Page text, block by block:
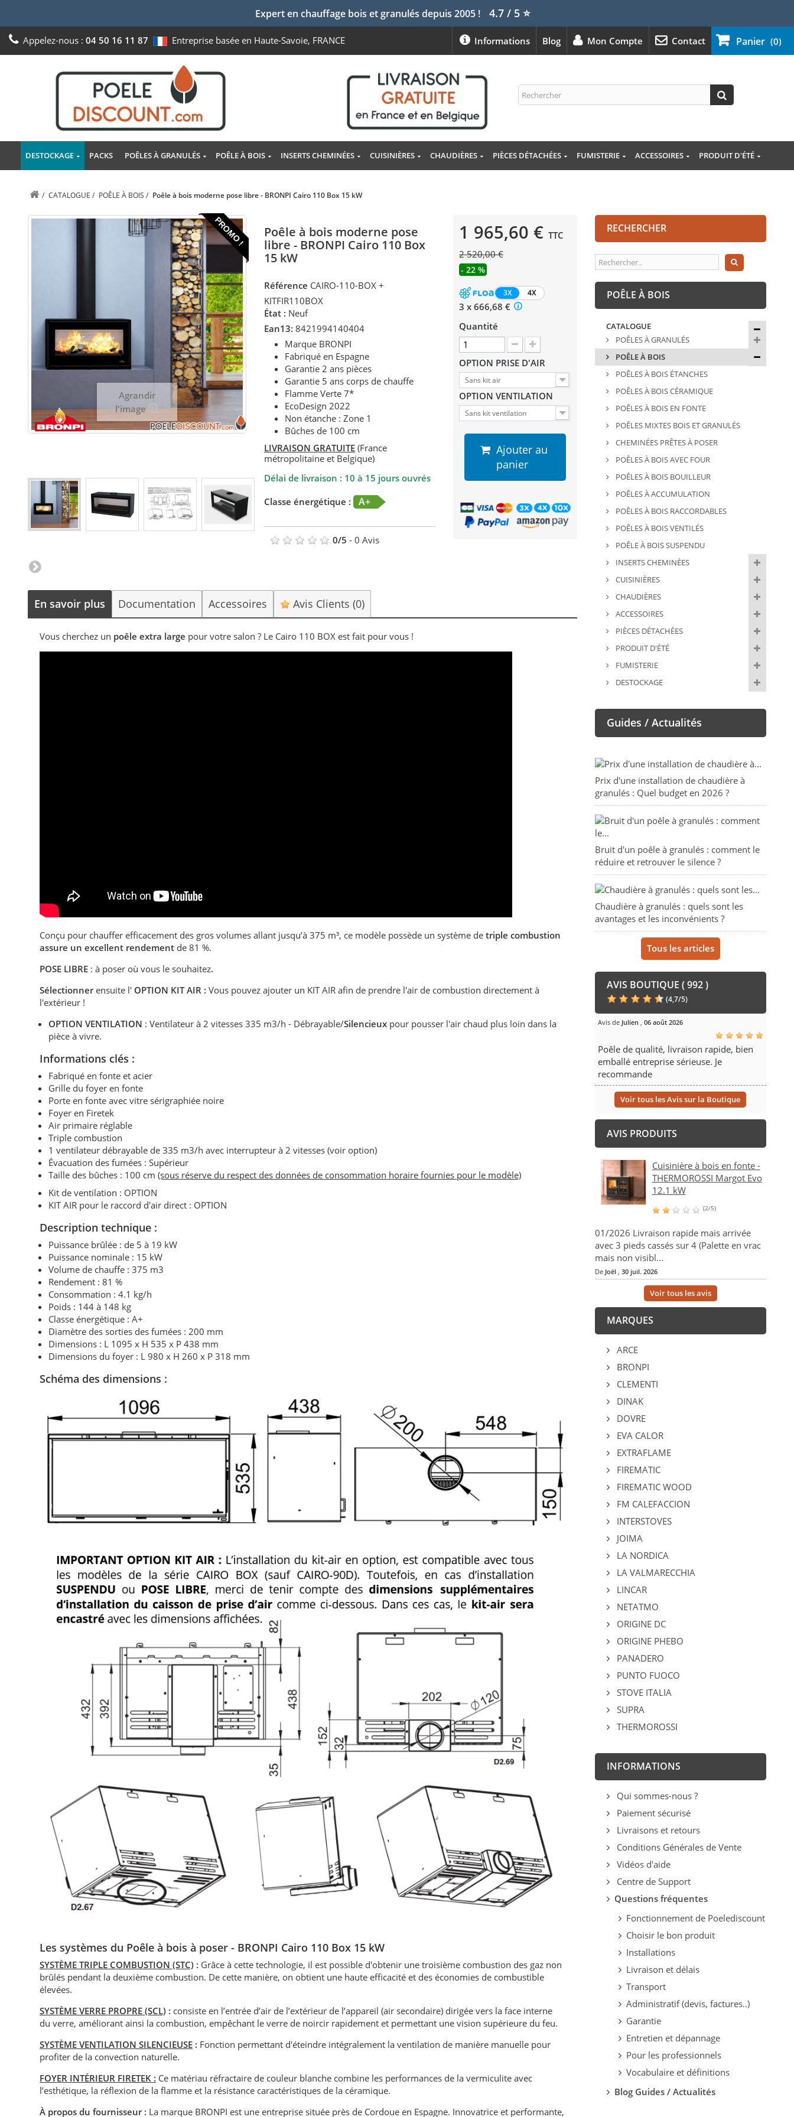
Expert en chauffage bois et granulés depuis 2005 ! 4.7 / 5⭐
Panier (0)
Appelez-nous : 04 50 16 11 87 Entreprise basée en Haute-Savoie, FRANCE Contact
Mon Compte
Blog
Informations
DESTOCKAGE PACKS POÊLES À GRANULÉS POÊLE À BOIS INSERTS CHEMINÉES CUISINIÈRES CHAUDIÈRES PIÈCES DÉTACHÉES FUMISTERIE ACCESSOIRES PRODUIT D'ÉTÉ
/ CATALOGUE / POÊLE À BOIS / Poêle à bois moderne pose libre - BRONPI Cairo 110 Box 15 kW
PROMO !
Agrandir
l'image
Poêle à bois moderne pose
libre - BRONPI Cairo 110 Box
15 kW
Référence CAIRO-110-BOX +
KITFIR110BOX
État : Neuf
Ean13: 8421994140404
Marque BRONPI
Fabriqué en Espagne
Garantie 2 ans pièces
Garantie 5 ans corps de chauffe
Flamme Verte 7*
EcoDesign 2022
Non étanche : Zone 1
Bûches de 100 cm
LIVRAISON GRATUITE (France
métropolitaine et Belgique)
Délai de livraison : 10 à 15 jours ouvrés
Classe énergétique :
A+
0/5 - 0 Avis
1 965,60 € TTC
2 520,00 €
- 22 %
3X 4X
3 x 666,68 €
Quantité
OPTION PRISE D'AIR
Sans kit air
OPTION VENTILATION
Sans kit ventilation
Ajouter au
panier
En savoir plus Documentation Accessoires Avis Clients(0)
Vous cherchez un poêle extra large pour votre salon ? Le Cairo 110 BOX est fait pour vous !
Conçu pour chauffer efficacement des gros volumes allant jusqu’à 375 m³, ce modèle possède un système detriple combustion
assure un excellent rendement de 81 %.
POSE LIBRE : à poser où vous le souhaitez.
Sélectionnerensuite l' OPTION KIT AIR :Vous pouvez ajouter un KIT AIR afin de prendre l'air de combustion directement à
l'extérieur !
OPTION VENTILATION : Ventilateur à 2 vitesses 335 m3/h - Débrayable/Silencieux pour pousser l'air chaud plus loin dans la
pièce à vivre.
Informations clés :
Fabriqué en fonte et acier
Grille du foyer en fonte
Porte en fonte avec vitre sérigraphiée noire
Foyer en Firetek
Air primaire réglable
Triple combustion
1 ventilateur débrayable de 335 m3/h avec interrupteur à 2 vitesses (voir option)
Évacuation des fumées : Supérieur
Taille des bûches : 100 cm(sous réserve du respect des données de consommation horaire fournies pour le modèle)
Kit de ventilation : OPTION
KIT AIR pour le raccord d'air direct : OPTION
Description technique :
Puissance brûlée : de 5 à 19 kW
Puissance nominale : 15 kW
Volume de chauffe : 375 m3
Rendement : 81 %
Consommation : 4.1 kg/h
Poids : 144 à 148 kg
Classe énergétique : A+
Diamètre des sorties des fumées : 200 mm
Dimensions : L 1095 x H 535 x P 438 mm
Dimensions du foyer : L 980 x H 260 x P 318 mm
Schéma des dimensions :
Les systèmes du Poêle à bois à poser - BRONPI Cairo 110 Box 15 kW
SYSTÈME TRIPLE COMBUSTION (STC) : Grâce à cette technologie, il est possible d'obtenir une troisième combustion des gaz non
brûlés pendant la deuxième combustion. De cette manière, on obtient une haute efficacité et des économies de combustible
élevées.
SYSTÈME VERRE PROPRE (SCL) : consiste en l’entrée d’air de l’extérieur de l’appareil (air secondaire) dirigée vers la face interne
du verre, améliorant ainsi la combustion, empêchant le verre de noircir rapidement et permettant une vision supérieure du feu.
SYSTÈME VENTILATION SILENCIEUSE : Fonction permettant d'éteindre intégralement la ventilation de manière manuelle pour
profiter de la convection naturelle.
FOYER INTÉRIEUR FIRETEK : Ce matériau réfractaire de couleur blanche combine les performances de la vermiculite avec
l’esthétique, la réflexion de la flamme et la résistance caractéristiques de la céramique.
À propos du fournisseur : La marque BRONPI est une entreprise située près de Cordoue en Espagne. Innovatrice et performante,
RECHERCHER
POÊLE À BOIS
CATALOGUE
POÊLES À GRANULÉS
POÊLE À BOIS
POÊLES À BOIS ÉTANCHES
POÊLES À BOIS CÉRAMIQUE
POÊLES À BOIS EN FONTE
POÊLES MIXTES BOIS ET GRANULÉS
CHEMINÉES PRÊTES À POSER
POÊLES À BOIS AVEC FOUR
POÊLES À BOIS BOUILLEUR
POÊLES À ACCUMULATION
POÊLES À BOIS RACCORDABLES
POÊLES À BOIS VENTILÉS
POÊLE À BOIS SUSPENDU
INSERTS CHEMINÉES
CUISINIÈRES
CHAUDIÈRES
ACCESSOIRES
PIÈCES DÉTACHÉES
PRODUIT D'ÉTÉ
FUMISTERIE
DESTOCKAGE
Guides / Actualités
Prix d'une installation de chaudière à
granulés : Quel budget en 2026 ?
Bruit d'un poêle à granulés : comment le
réduire et retrouver le silence ?
Chaudière à granulés : quels sont les
avantages et les inconvénients ?
Tous les articles
AVIS BOUTIQUE ( 992 )
(4,7/5)
Avis de Julien, 06 août 2026
Poêle de qualité, livraison rapide, bien
emballé entreprise sérieuse. Je
recommande
Voir tous les Avis sur la Boutique
AVIS PRODUITS
Cuisinière à bois en fonte -
THERMOROSSI Margot Evo
12.1 kW
(2/5)
01/2026 Livraison rapide mais arrivée
avec 3 pieds cassés sur 4 (Palette en vrac
mais non visibl...
De Joël, 30 juil. 2026
Voir tous les avis
MARQUES
ARCE
BRONPI
CLEMENTI
DINAK
DOVRE
EVA CALOR
EXTRAFLAME
FIREMATIC
FIREMATIC WOOD
FM CALEFACCION
INTERSTOVES
JOIMA
LA NORDICA
LA VALMARECCHIA
LINCAR
NETATMO
ORIGINE DC
ORIGINE PHEBO
PANADERO
PUNTO FUOCO
STOVE ITALIA
SUPRA
THERMOROSSI
INFORMATIONS
Qui sommes-nous ?
Paiement sécurisé
Livraisons et retours
Conditions Générales de Vente
Vidéos d'aide
Centre de Support
Questions fréquentes
Fonctionnement de Poelediscount
Choisir le bon produit
Installations
Livraison et délais
Transport
Administratif (devis, factures..)
Garantie
Entretien et dépannage
Pour les professionnels
Vocabulaire et définitions
Blog Guides / Actualités